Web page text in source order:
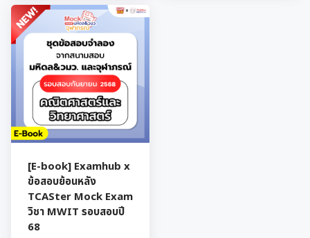
[E-book] Examhub x
ข้อสอบย้อนหลัง
TCASter Mock Exam
วิชา MWIT รอบสอบปี
68